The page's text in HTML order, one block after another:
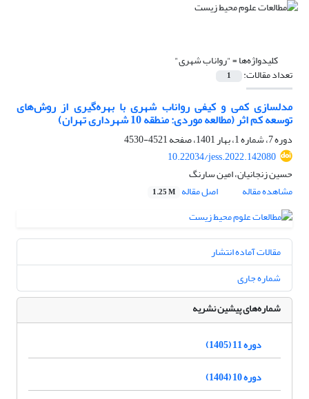
کلیدواژه‌ها ="رواناب شهری"
تعداد مقالات: 1
مدلسازی کمی و کیفی رواناب شهری با بهره‌گیری از روش‌های
توسعه کم اثر (مطالعه موردی: منطقه 10 شهرداری تهران)
دوره 7، شماره 1، بهار 1401، صفحه
4521-4530
10.22034/jess.2022.142080
حسین زنجانیان، امین سارنگ
مشاهده مقاله
اصل مقاله 1.25 M
مقالات آماده انتشار
شماره جاری
شماره‌های پیشین نشریه
دوره 11 (1405)
دوره 10 (1404)